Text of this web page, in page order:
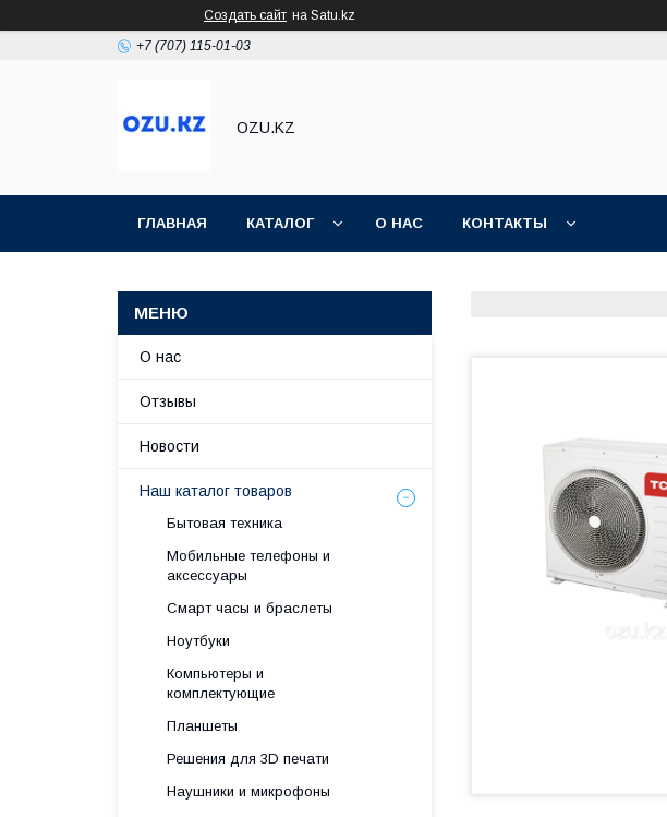
Создать сайт на Satu.kz
+7 (707) 115-01-03
OZU.KZ
ГЛАВНАЯ КАТАЛОГ О НАС КОНТАКТЫ
О нас
Отзывы
Новости
Наш каталог товаров
Бытовая техника
Мобильные телефоны и
аксессуары
Смарт часы и браслеты
Ноутбуки
Компьютеры и
комплектующие
Планшеты
Решения для 3D печати
Наушники и микрофоны